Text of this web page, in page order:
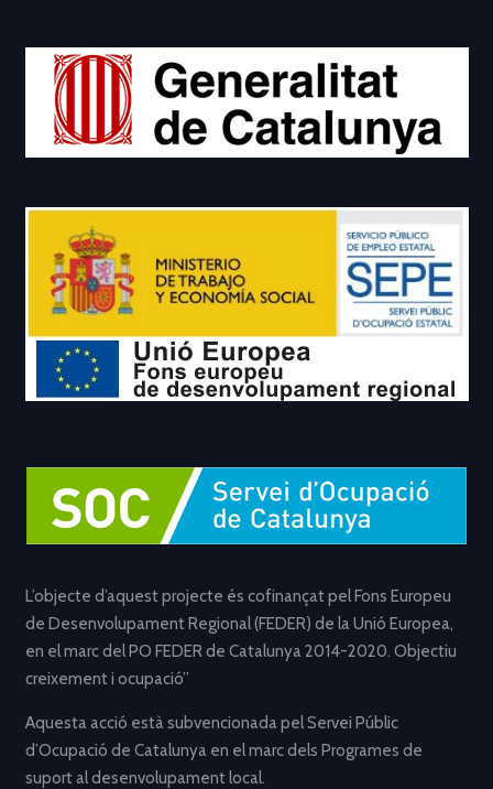
L’objecte d’aquest projecte és cofinançat pel Fons Europeu
de Desenvolupament Regional (FEDER) de la Unió Europea,
en el marc del PO FEDER de Catalunya 2014-2020. Objectiu
creixement i ocupació”
Aquesta acció està subvencionada pel Servei Públic
d’Ocupació de Catalunya en el marc dels Programes de
suport al desenvolupament local.